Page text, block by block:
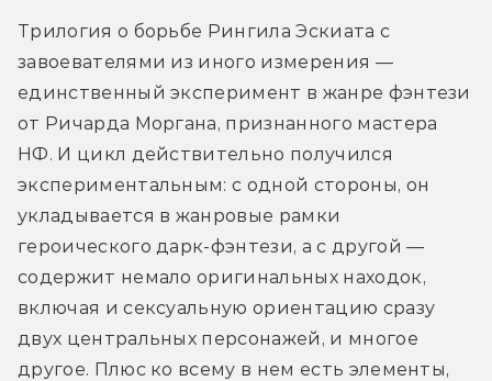
Трилогия о борьбе Рингила Эскиата с
завоевателями из иного измерения —
единственный эксперимент в жанре фэнтези
от Ричарда Моргана, признанного мастера
НФ. И цикл действительно получился
экспериментальным: с одной стороны, он
укладывается в жанровые рамки
героического дарк-фэнтези, а с другой —
содержит немало оригинальных находок,
включая и сексуальную ориентацию сразу
двух центральных персонажей, и многое
другое. Плюс ко всему в нем есть элементы,